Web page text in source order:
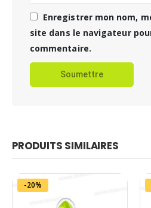
Enregistrer mon nom,
site dans le navigateur
commentaire.
PRODUITS SIMILAIRES
-20%